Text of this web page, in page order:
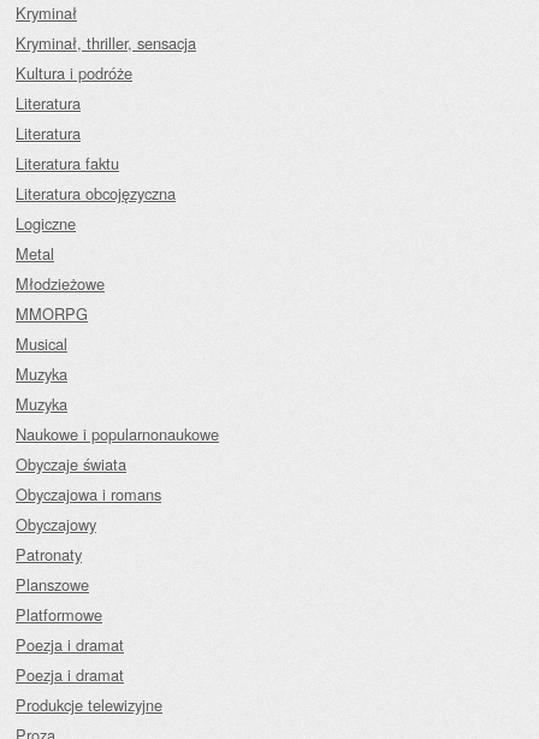
Kryminał
Kryminał, thriller, sensacja
Kultura i podróże
Literatura
Literatura
Literatura faktu
Literatura obcojęzyczna
Logiczne
Metal
Młodzieżowe
MMORPG
Musical
Muzyka
Muzyka
Naukowe i popularnonaukowe
Obyczaje świata
Obyczajowa i romans
Obyczajowy
Patronaty
Planszowe
Platformowe
Poezja i dramat
Poezja i dramat
Produkcje telewizyjne